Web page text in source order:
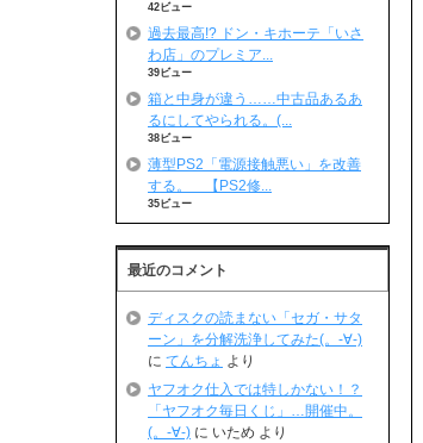
42ビュー
過去最高!? ドン・キホーテ「いさ
わ店」のプレミア...
39ビュー
箱と中身が違う……中古品あるあ
るにしてやられる。(...
38ビュー
薄型PS2「電源接触悪い」を改善
する。 【PS2修...
35ビュー
最近のコメント
ディスクの読まない「セガ・サタ
ーン」を分解洗浄してみた(。-∀-)
に てんちょ より
ヤフオク仕入では特しかない！？
「ヤフオク毎日くじ」…開催中。
(。-∀-) に いため より